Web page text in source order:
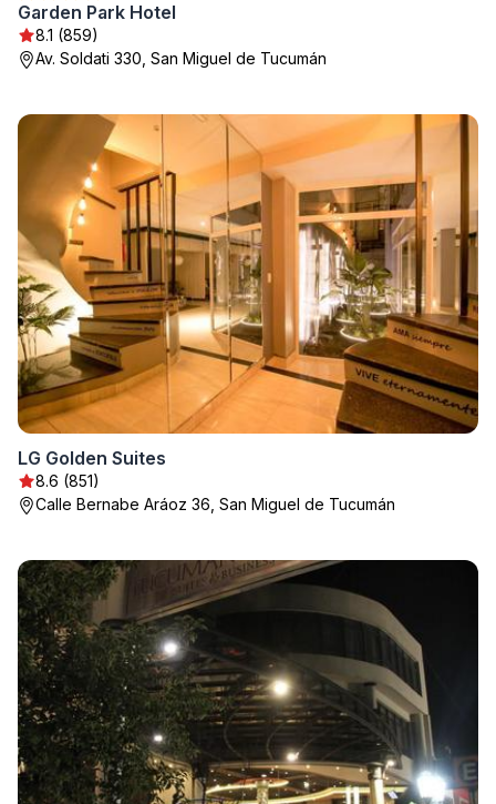
Garden Park Hotel
8.1 (859)
Av. Soldati 330, San Miguel de Tucumán
LG Golden Suites
8.6 (851)
Calle Bernabe Aráoz 36, San Miguel de Tucumán